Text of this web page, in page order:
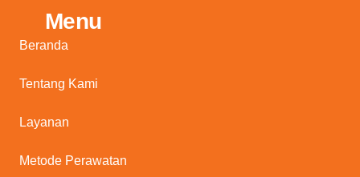
Menu
Beranda
Tentang Kami
Layanan
Metode Perawatan